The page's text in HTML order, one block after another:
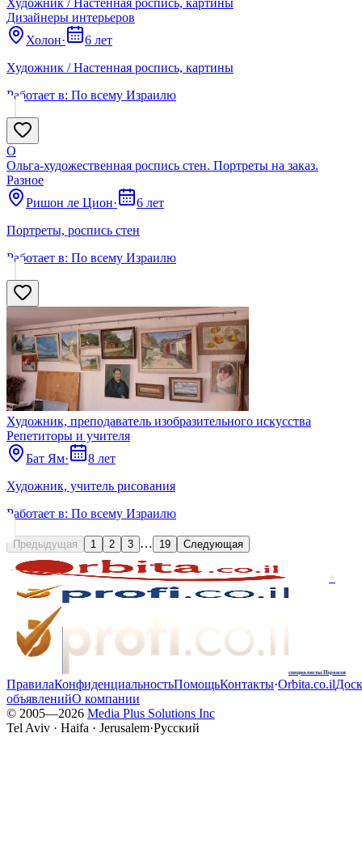
Дизайнеры интерьеров
Холон·
6 лет
Художник / Настенная роспись, картины
Работает в: По всему Израилю
О
Ольга-художественная роспись стен. Портреты на заказ.
Разное
Ришон ле Цион·
6 лет
Портреты, роспись стен
Работает в: По всему Израилю
Художник, преподаватель изобразительного искусства
Репетиторы и учителя
Бат Ям·
8 лет
Художник, учитель рисования
Работает в: По всему Израилю
Предыдущая 1 2 3 … 19 Следующая
+
специалисты Израиля
ПравилаКонфиденциальностьПомощьКонтакты·Orbita.co.il
объявленийО компании
© 2005—2026 Media Plus Solutions Inc
Tel Aviv · Haifa · Jerusalem·Русский